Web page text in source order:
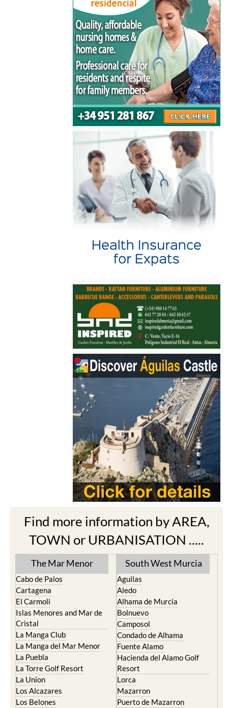
Find more information by AREA,
TOWN or URBANISATION .....
The Mar Menor
Cabo de Palos
Cartagena
El Carmoli
Islas Menores and Mar de
Cristal
La Manga Club
La Manga del Mar Menor
La Puebla
La Torre Golf Resort
La Union
Los Alcazares
Los Belones
South West Murcia
Aguilas
Aledo
Alhama de Murcia
Bolnuevo
Camposol
Condado de Alhama
Fuente Alamo
Hacienda del Alamo Golf
Resort
Lorca
Mazarron
Puerto de Mazarron